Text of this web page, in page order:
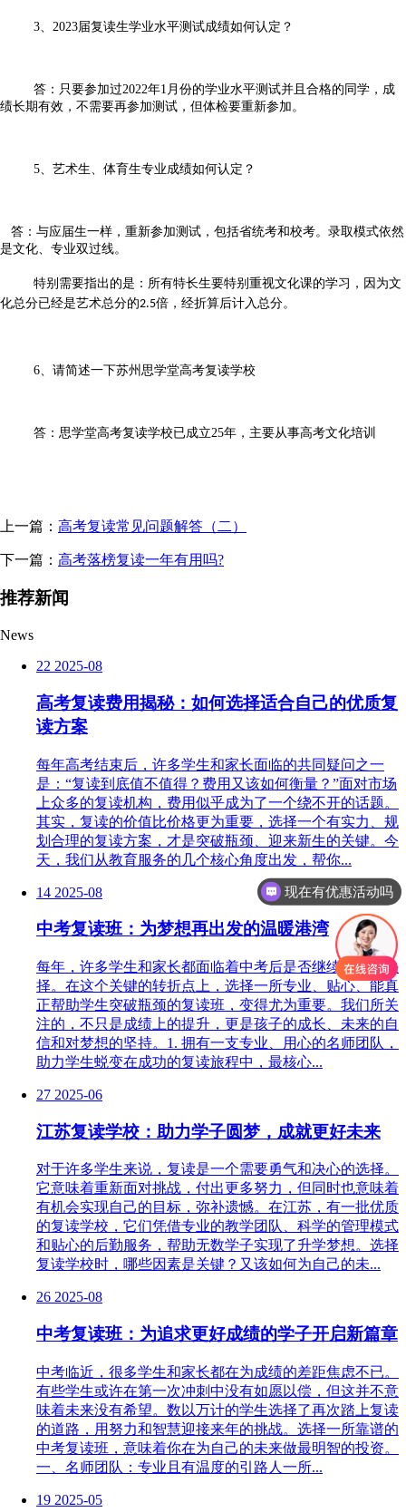
3、2023届复读生学业水平测试成绩如何认定？
答：只要参加过2022年1月份的学业水平测试并且合格的同学，成
绩长期有效，不需要再参加测试，但体检要重新参加。
5、艺术生、体育生专业成绩如何认定？
答：与应届生一样，重新参加测试，包括省统考和校考。录取模式依然
是文化、专业双过线。
特别需要指出的是：所有特长生要特别重视文化课的学习，因为文
化总分已经是艺术总分的2.5倍，经折算后计入总分。
6、请简述一下苏州思学堂高考复读学校
答：思学堂高考复读学校已成立25年，主要从事高考文化培训
上一篇： 高考复读常见问题解答（二）
下一篇： 高考落榜复读一年有用吗?
推荐新闻
News
22 2025-08
高考复读费用揭秘：如何选择适合自己的优质复
读方案
每年高考结束后，许多学生和家长面临的共同疑问之一
是：“复读到底值不值得？费用又该如何衡量？”面对市场
上众多的复读机构，费用似乎成为了一个绕不开的话题。
其实，复读的价值比价格更为重要，选择一个有实力、规
划合理的复读方案，才是突破瓶颈、迎来新生的关键。今
天，我们从教育服务的几个核心角度出发，帮你...
14 2025-08
中考复读班：为梦想再出发的温暖港湾
每年，许多学生和家长都面临着中考后是否继续奋战的抉
择。在这个关键的转折点上，选择一所专业、贴心、能真
正帮助学生突破瓶颈的复读班，变得尤为重要。我们所关
注的，不只是成绩上的提升，更是孩子的成长、未来的自
信和对梦想的坚持。1. 拥有一支专业、用心的名师团队，
助力学生蜕变在成功的复读旅程中，最核心...
27 2025-06
江苏复读学校：助力学子圆梦，成就更好未来
对于许多学生来说，复读是一个需要勇气和决心的选择。
它意味着重新面对挑战，付出更多努力，但同时也意味着
有机会实现自己的目标，弥补遗憾。在江苏，有一批优质
的复读学校，它们凭借专业的教学团队、科学的管理模式
和贴心的后勤服务，帮助无数学子实现了升学梦想。选择
复读学校时，哪些因素是关键？又该如何为自己的未...
26 2025-08
中考复读班：为追求更好成绩的学子开启新篇章
中考临近，很多学生和家长都在为成绩的差距焦虑不已。
有些学生或许在第一次冲刺中没有如愿以偿，但这并不意
味着未来没有希望。数以万计的学生选择了再次踏上复读
的道路，用努力和智慧迎接来年的挑战。选择一所靠谱的
中考复读班，意味着你在为自己的未来做最明智的投资。
一、名师团队：专业且有温度的引路人一所...
19 2025-05
现在有优惠活动吗